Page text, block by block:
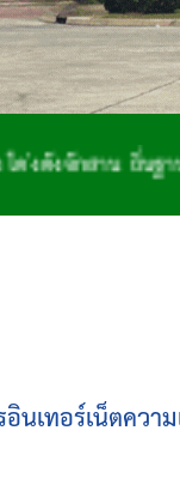
ถิ่นฐานทำกลอง เ
เทอร์เน็ตควา